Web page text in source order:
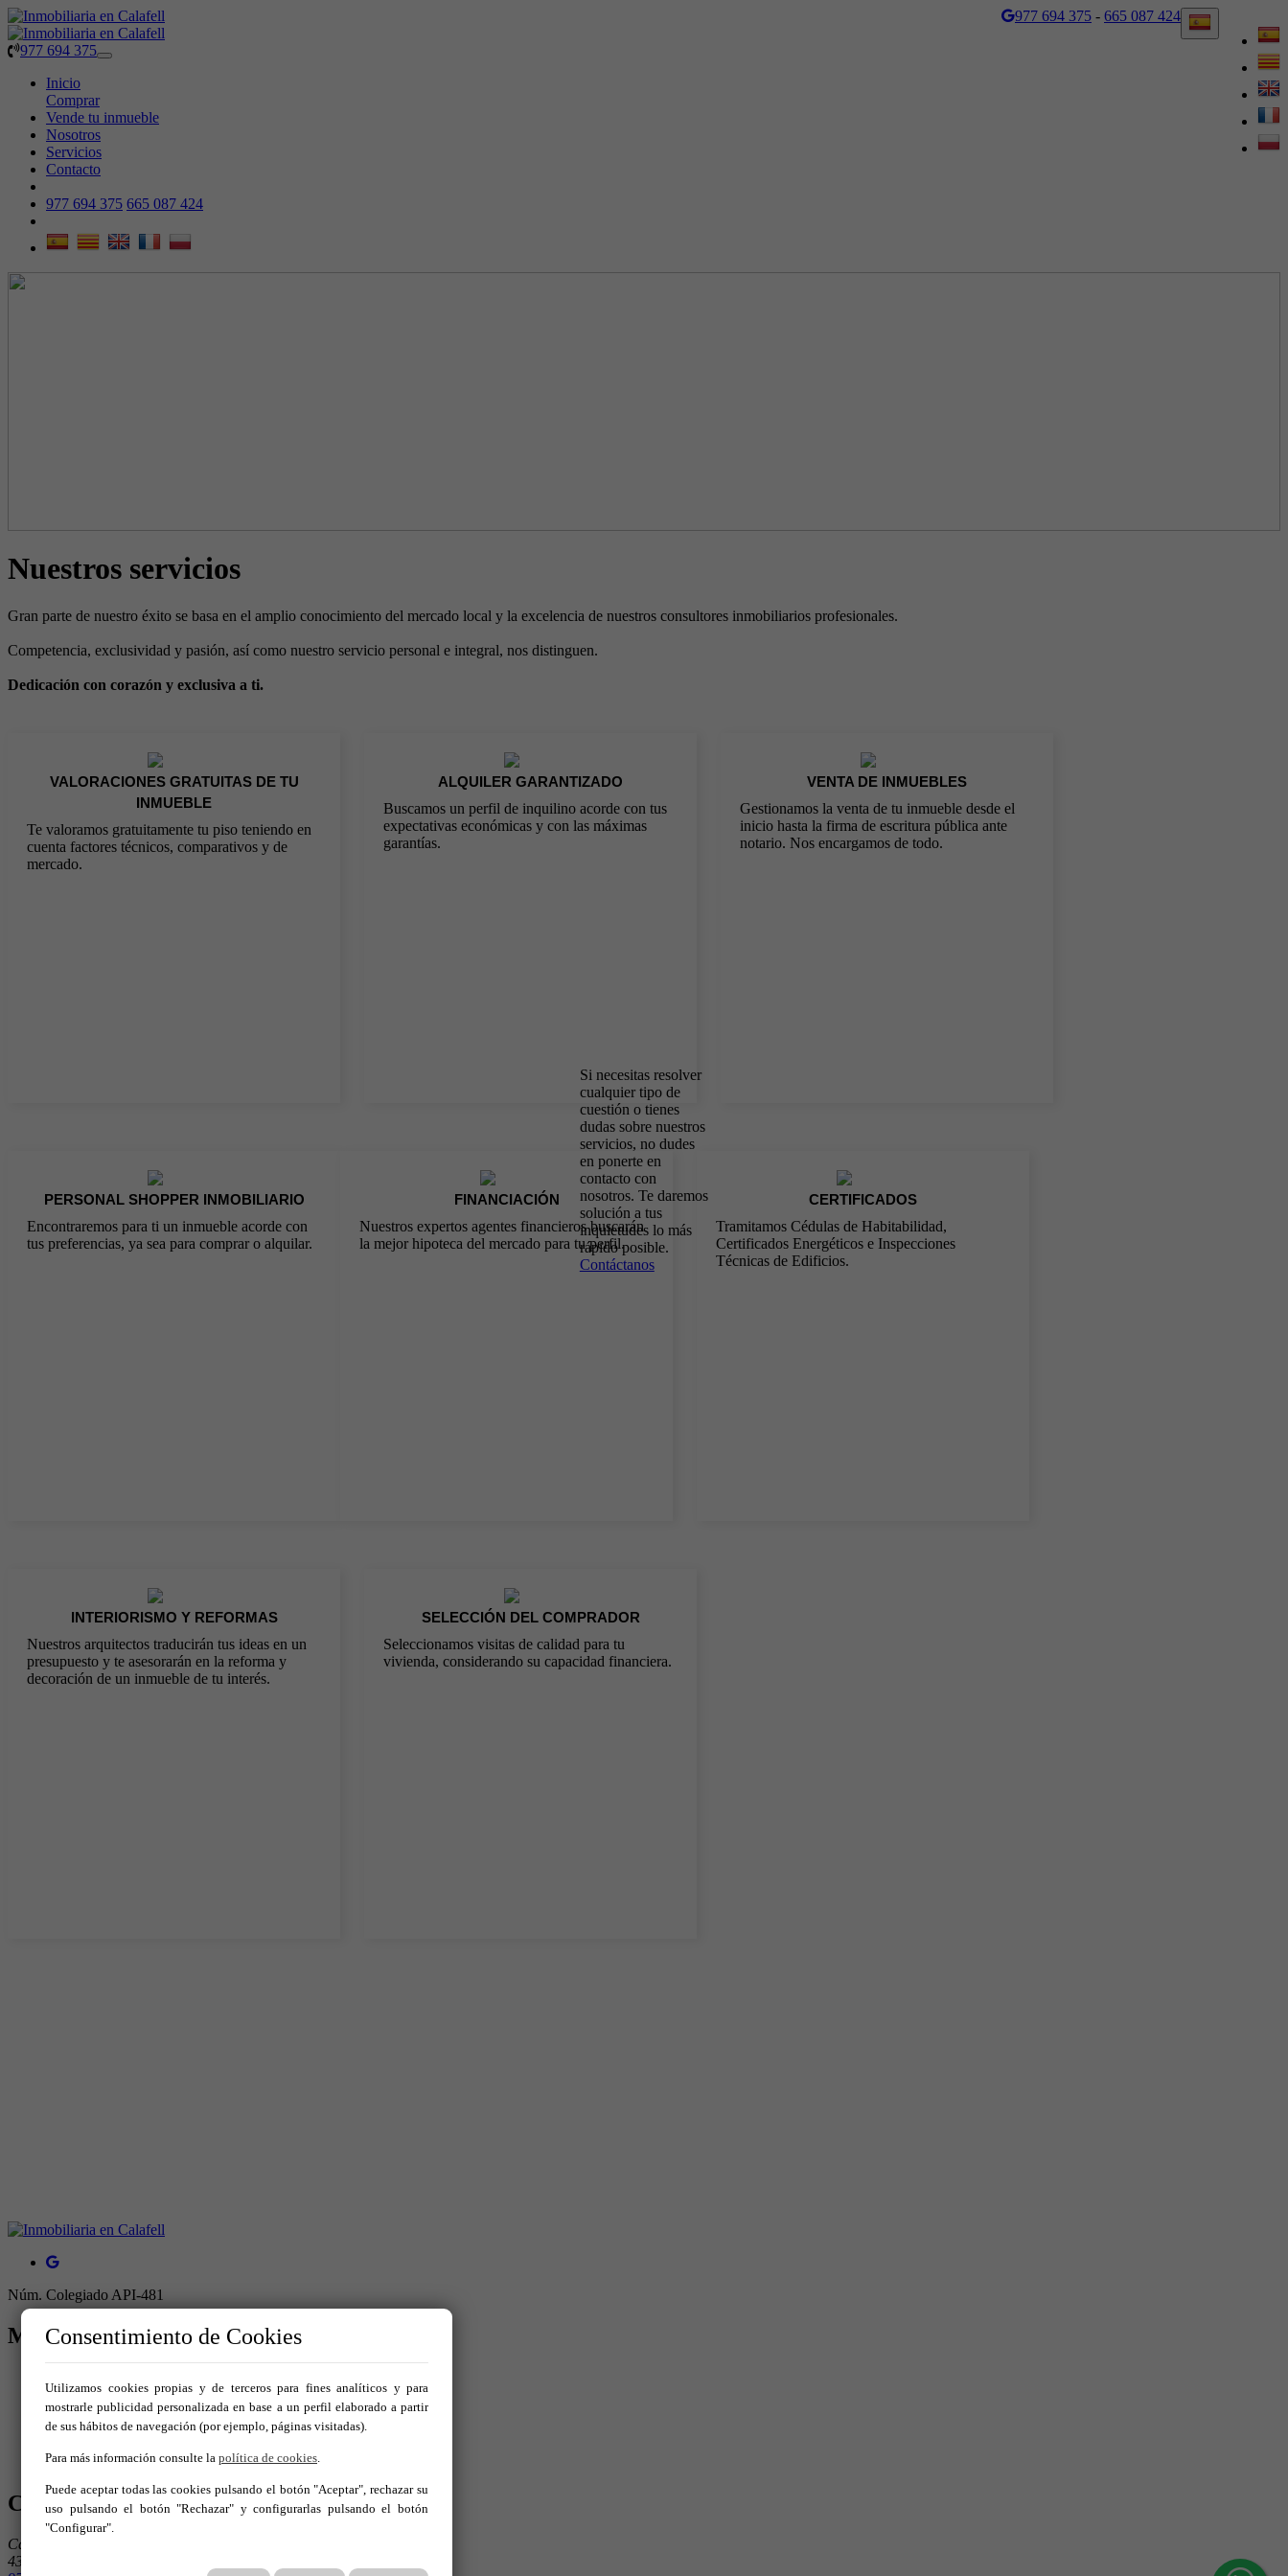
977 694 375 - 665 087 424
977 694 375
Toggle
Inicio
Comprar
Vende tu inmueble
Nosotros
Servicios
Contacto
977 694 375 665 087 424
servicio
Nuestros servicios
Gran parte de nuestro éxito se basa en el amplio conocimiento del mercado local y la excelencia de nuestros consultores inmobiliarios profesionales.
Competencia, exclusividad y pasión, así como nuestro servicio personal e integral, nos distinguen.
Dedicación con corazón y exclusiva a ti.
VALORACIONES GRATUITAS DE TU
INMUEBLE
Te valoramos gratuitamente tu piso teniendo en
cuenta factores técnicos, comparativos y de
mercado.
ALQUILER GARANTIZADO
Buscamos un perfil de inquilino acorde con tus
expectativas económicas y con las máximas
garantías.
VENTA DE INMUEBLES
Gestionamos la venta de tu inmueble desde el
inicio hasta la firma de escritura pública ante
notario. Nos encargamos de todo.
PERSONAL SHOPPER INMOBILIARIO
Encontraremos para ti un inmueble acorde con
tus preferencias, ya sea para comprar o alquilar.
FINANCIACIÓN
Nuestros expertos agentes financieros buscarán
la mejor hipoteca del mercado para tu perfil.
CERTIFICADOS
Tramitamos Cédulas de Habitabilidad,
Certificados Energéticos e Inspecciones
Técnicas de Edificios.
INTERIORISMO Y REFORMAS
Nuestros arquitectos traducirán tus ideas en un
presupuesto y te asesorarán en la reforma y
decoración de un inmueble de tu interés.
SELECCIÓN DEL COMPRADOR
Seleccionamos visitas de calidad para tu
vivienda, considerando su capacidad financiera.
Si necesitas resolver
cualquier tipo de
cuestión o tienes
dudas sobre nuestros
servicios, no dudes
en ponerte en
contacto con
nosotros. Te daremos
solución a tus
inquietudes lo más
rápido posible.
Contáctanos
Núm. Colegiado API-481
MENÚ
Comprar
Vende tu inmueble
Nosotros
Contacto
CONTÁCTANOS
Carrer Sant Pere 44
43820 Calafell
Consentimiento de Cookies
Utilizamos cookies propias y de terceros para fines analíticos y para
mostrarle publicidad personalizada en base a un perfil elaborado a partir
de sus hábitos de navegación (por ejemplo, páginas visitadas).
Para más información consulte la política de cookies.
Puede aceptar todas las cookies pulsando el botón "Aceptar", rechazar su
uso pulsando el botón "Rechazar" y configurarlas pulsando el botón
"Configurar".